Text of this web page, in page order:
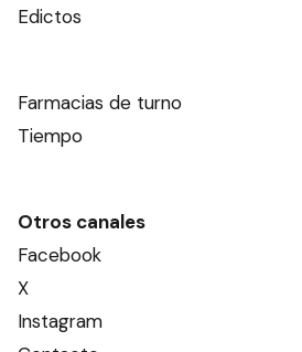
Edictos
Farmacias de turno
Tiempo
Otros canales
Facebook
X
Instagram